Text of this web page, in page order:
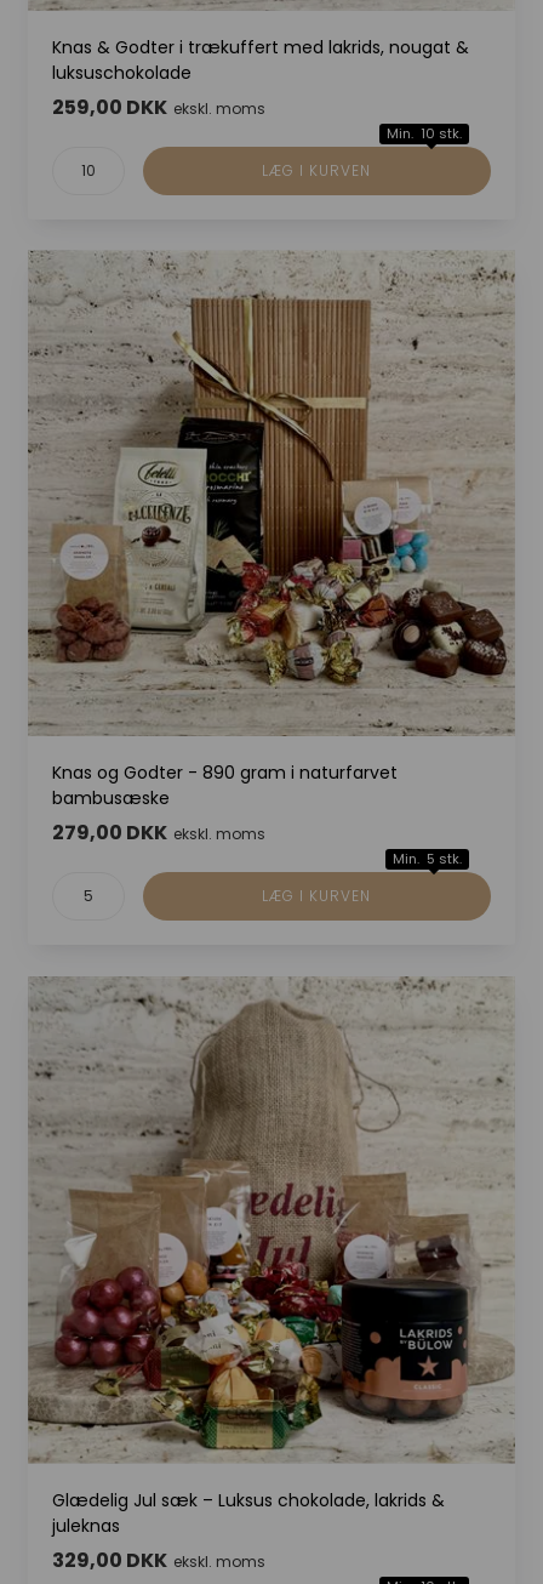
Knas & Godter i trækuffert med lakrids, nougat &
luksuschokolade
259,00 DKK ekskl. moms
Min. 10 stk.
Knas og Godter - 890 gram i naturfarvet
bambusæske
279,00 DKK ekskl. moms
Min. 5 stk.
Glædelig Jul sæk – Luksus chokolade, lakrids &
juleknas
329,00 DKK ekskl. moms